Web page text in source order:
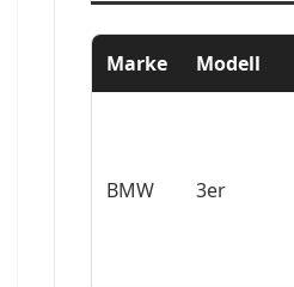
Marke Modell
BMW 3er